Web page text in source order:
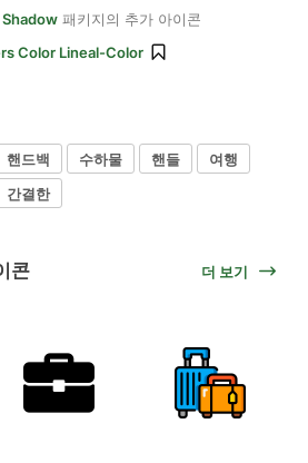
패키지의 추가 아이콘
Color Lineal-Color
핸드백 수하물 핸들
여행
간결한
콘 더 보기